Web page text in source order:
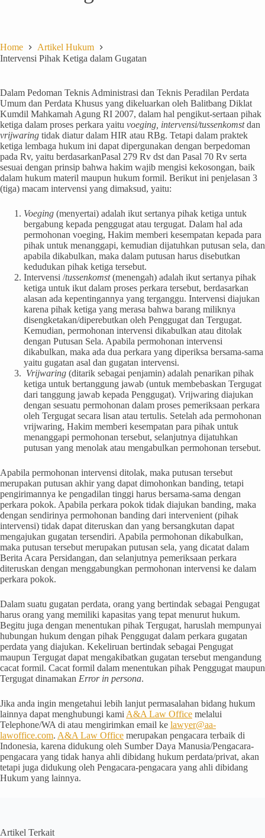
Home
Artikel Hukum
Intervensi Pihak Ketiga dalam Gugatan
Dalam Pedoman Teknis Administrasi dan Teknis Peradilan Perdata
Umum dan Perdata Khusus yang dikeluarkan oleh Balitbang Diklat
Kumdil Mahkamah Agung RI 2007, dalam hal pengikut-sertaan pihak
ketiga dalam proses perkara yaitu voeging, intervensi/tussenkomstdan
vrijwaring tidak diatur dalam HIR atau RBg. Tetapi dalam praktek
ketiga lembaga hukum ini dapat dipergunakan dengan berpedoman
pada Rv, yaitu berdasarkanPasal 279 Rv dst dan Pasal 70 Rv serta
sesuai dengan prinsip bahwa hakim wajib mengisi kekosongan, baik
dalam hukum materil maupun hukum formil. Berikut ini penjelasan 3
(tiga) macam intervensi yang dimaksud, yaitu:
Voeging (menyertai) adalah ikut sertanya pihak ketiga untuk
bergabung kepada penggugat atau tergugat. Dalam hal ada
permohonan voeging, Hakim memberi kesempatan kepada para
pihak untuk menanggapi, kemudian dijatuhkan putusan sela, dan
apabila dikabulkan, maka dalam putusan harus disebutkan
kedudukan pihak ketiga tersebut.
Intervensi /tussenkomst(menengah) adalah ikut sertanya pihak
ketiga untuk ikut dalam proses perkara tersebut, berdasarkan
alasan ada kepentingannya yang terganggu. Intervensi diajukan
karena pihak ketiga yang merasa bahwa barang miliknya
disengketakan/diperebutkan oleh Penggugat dan Tergugat.
Kemudian, permohonan intervensi dikabulkan atau ditolak
dengan Putusan Sela. Apabila permohonan intervensi
dikabulkan, maka ada dua perkara yang diperiksa bersama-sama
yaitu gugatan asal dan gugatan intervensi.
Vrijwaring (ditarik sebagai penjamin) adalah penarikan pihak
ketiga untuk bertanggung jawab (untuk membebaskan Tergugat
dari tanggung jawab kepada Penggugat). Vrijwaring diajukan
dengan sesuatu permohonan dalam proses pemeriksaan perkara
oleh Tergugat secara lisan atau tertulis. Setelah ada permohonan
vrijwaring, Hakim memberi kesempatan para pihak untuk
menanggapi permohonan tersebut, selanjutnya dijatuhkan
putusan yang menolak atau mengabulkan permohonan tersebut.
Apabila permohonan intervensi ditolak, maka putusan tersebut
merupakan putusan akhir yang dapat dimohonkan banding, tetapi
pengirimannya ke pengadilan tinggi harus bersama-sama dengan
perkara pokok. Apabila perkara pokok tidak diajukan banding, maka
dengan sendirinya permohonan banding dari intervenient (pihak
intervensi) tidak dapat diteruskan dan yang bersangkutan dapat
mengajukan gugatan tersendiri. Apabila permohonan dikabulkan,
maka putusan tersebut merupakan putusan sela, yang dicatat dalam
Berita Acara Persidangan, dan selanjutnya pemeriksaan perkara
diteruskan dengan menggabungkan permohonan intervensi ke dalam
perkara pokok.
Dalam suatu gugatan perdata, orang yang bertindak sebagai Pengugat
harus orang yang memiliki kapasitas yang tepat menurut hukum.
Begitu juga dengan menentukan pihak Tergugat, haruslah mempunyai
hubungan hukum dengan pihak Penggugat dalam perkara gugatan
perdata yang diajukan. Kekeliruan bertindak sebagai Pengugat
maupun Tergugat dapat mengakibatkan gugatan tersebut mengandung
cacat formil. Cacat formil dalam menentukan pihak Penggugat maupun
Tergugat dinamakan Error in persona.
Jika anda ingin mengetahui lebih lanjut permasalahan bidang hukum
lainnya dapat menghubungi kami A&A Law Office melalui
Telephone/WA di atau mengirimkan email ke lawyer@aa-
lawoffice.com. A&A Law Office merupakan pengacara terbaik di
Indonesia, karena didukung oleh Sumber Daya Manusia/Pengacara-
pengacara yang tidak hanya ahli dibidang hukum perdata/privat, akan
tetapi juga didukung oleh Pengacara-pengacara yang ahli dibidang
Hukum yang lainnya.
Artikel Terkait